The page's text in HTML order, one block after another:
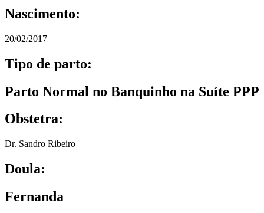
Nascimento:
20/02/2017
Tipo de parto:
Parto Normal no Banquinho na Suíte PPP
Obstetra:
Dr. Sandro Ribeiro
Doula:
Fernanda